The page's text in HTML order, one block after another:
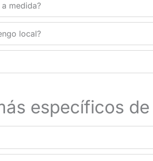
medida?
local?
específicos